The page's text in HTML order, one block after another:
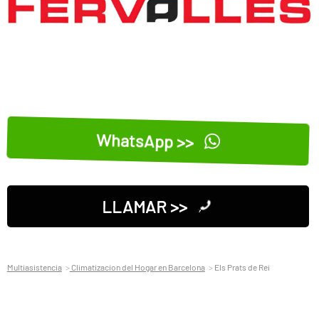
WhatsApp >>
LLAMAR >>
Multiasistencia Climatizacion del Hogar en Barcelona Els Prats de Rei